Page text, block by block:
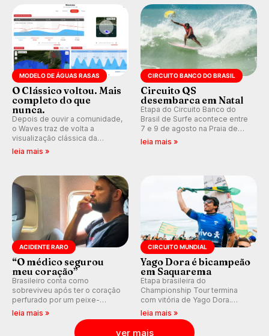
Kelly Slater convidado.
MODELO DE ÁGUAS RASAS
O Clássico voltou. Mais
completo do que
nunca.
Depois de ouvir a comunidade,
o Waves traz de volta a
visualização clássica da
previsão de águas rasas,
ondas para até 16 dias.
leia mais »
CIRCUITO BANCO DO BRASIL
Circuito QS
desembarca em Natal
Etapa do Circuito Banco do
Brasil de Surfe acontece entre
7 e 9 de agosto na Praia de
Miami (RN), em disputas
leia mais »
ACIDENTE RARO
“O médico segurou
meu coração”
Brasileiro conta como
sobreviveu após ter o coração
perfurado por um peixe-
agulha enquanto surfava na
leia mais »
CIRCUITO MUNDIAL
Yago Dora é bicampeão
em Saquarema
Etapa brasileira do
Championship Tour termina
com vitória de Yago Dora.
Sawyer Lindblad vence entre
as mulheres e Leonardo
Fioravanti assume liderança do
leia mais »
ver mais